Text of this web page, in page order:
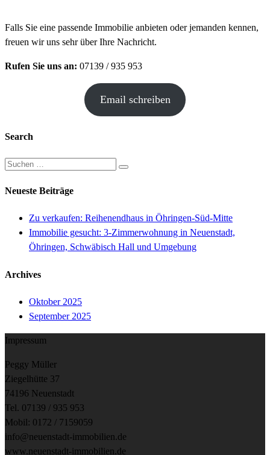
Falls Sie eine passende Immobilie anbieten oder jemanden kennen,
freuen wir uns sehr über Ihre Nachricht.
Rufen Sie uns an: 07139 / 935 953
Email schreiben
Search
Suche
Neueste Beiträge
Zu verkaufen: Reihenendhaus in Öhringen-Süd-Mitte
Immobilie gesucht: 3-Zimmerwohnung in Neuenstadt,
Öhringen, Schwäbisch Hall und Umgebung
Archives
Oktober 2025
September 2025
Impressum
Peggy Müller
Ziegelhütte 37
74196 Neuenstadt
Tel. 07139 / 935 953
Mobil: 0172 / 7159059
info@neuenstadt-immobilien.de
www.neuenstadt-immobilien.de